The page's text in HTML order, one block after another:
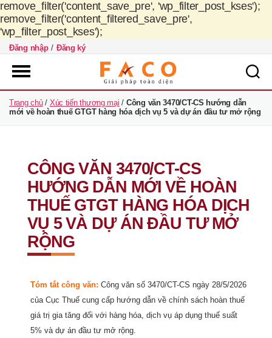
remove_filter('content_save_pre', 'wp_filter_post_kses');
remove_filter('content_filtered_save_pre',
'wp_filter_post_kses');
Đăng nhập / Đăng ký
FACO
Việt
Trang chủ/ Xúc tiến thương mại / Công văn 3470/CT-CS hướng dẫn
mới về hoàn thuế GTGT hàng hóa dịch vụ 5 và dự án đầu tư mở rộng
CÔNG VĂN 3470/CT-CS
HƯỚNG DẪN MỚI VỀ HOÀN
THUẾ GTGT HÀNG HÓA DỊCH
VỤ 5 VÀ DỰ ÁN ĐẦU TƯ MỞ
RỘNG
Tóm tắt công văn: Công văn số 3470/CT-CS ngày 28/5/2026
của Cục Thuế cung cấp hướng dẫn về chính sách hoàn thuế
giá trị gia tăng đối với hàng hóa, dịch vụ áp dụng thuế suất
5% và dự án đầu tư mở rộng.